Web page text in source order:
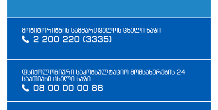
მონიტორინგის სამმართველოს ცხელი ხაზი
2 200 220 (3335)
ფსიქოლოგიური საკონსულტაციო მომსახურების 24
საათიანი ცხელი ხაზი
08 00 00 00 88